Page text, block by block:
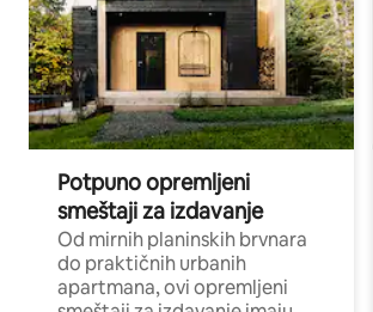
Potpuno opremljeni
smeštaji za izdavanje
Od mirnih planinskih brvnara
do praktičnih urbanih
apartmana, ovi opremljeni